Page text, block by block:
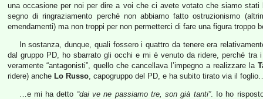
una occasione per noi per dire a voi che ci avete votato che siamo
segno di ringraziamento perché non abbiamo fatto ostruzionismo
emendamenti) ma non troppi per non permetterci di fare una figura troppo
In sostanza, dunque, quali fossero i quattro da tenere era
dal gruppo PD, ho sbarrato gli occhi e mi è venuto da ridere, perché tra
veramente “antagonisti”, quello che cancellava l’impegno a realizzare la
ridere) anche Lo Russo, capogruppo del PD, e ha subito tirato via il
…e mi ha detto “dai ve ne passiamo tre, son già tanti”. Io ho